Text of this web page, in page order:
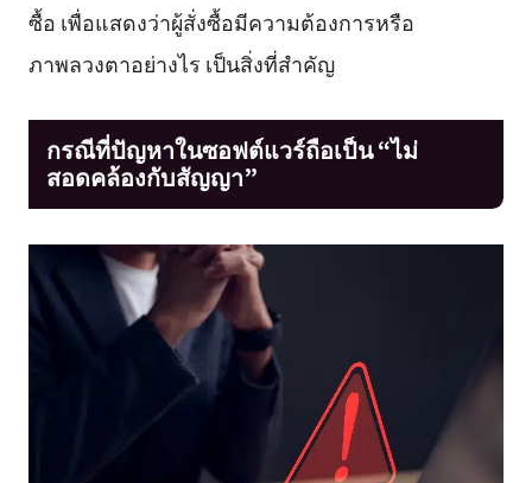
ซื้อ เพื่อแสดงว่าผู้สั่งซื้อมีความต้องการหรือ
ภาพลวงตาอย่างไร เป็นสิ่งที่สำคัญ
กรณีที่ปัญหาในซอฟต์แวร์ถือเป็น “ไม่
สอดคล้องกับสัญญา”